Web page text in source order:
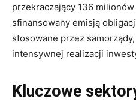
przekraczający 136 milionów
sfinansowany emisją
stosowane przez
intensywnej realizacji
Kluczowe